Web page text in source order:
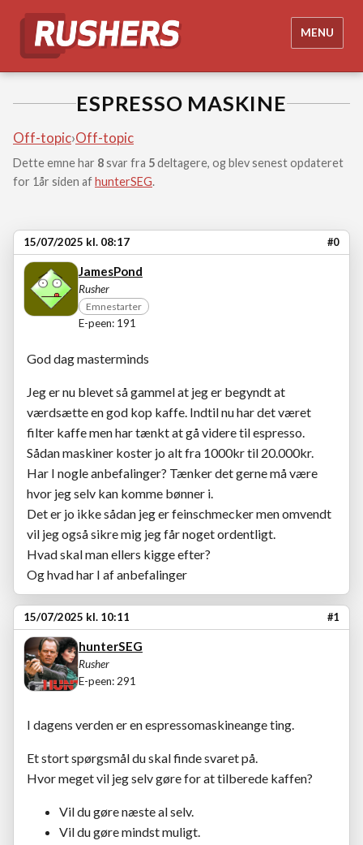
MENU
ESPRESSO MASKINE
Off-topic›Off-topic
Dette emne har 8svar fra 5deltagere, og blev senest opdateret
for 1år siden afhunterSEG.
15/07/2025 kl. 08:17 #0
JamesPond
Rusher
Emnestarter
E-peen: 191
God dag masterminds
Jeg er nu blevet så gammel at jeg er begyndt at
værdsætte en god kop kaffe. Indtil nu har det været
filter kaffe men har tænkt at gå videre til espresso.
Sådan maskiner koster jo alt fra 1000kr til 20.000kr.
Har I nogle anbefalinger? Tænker det gerne må være
hvor jeg selv kan komme bønner i.
Det er jo ikke sådan jeg er feinschmecker men omvendt
vil jeg også sikre mig jeg får noget ordentligt.
Hvad skal man ellers kigge efter?
Og hvad har I af anbefalinger
15/07/2025 kl. 10:11 #1
hunterSEG
Rusher
E-peen: 291
I dagens verden er en espressomaskineange ting.
Et stort spørgsmål du skal finde svaret på.
Hvor meget vil jeg selv gøre for at tilberede kaffen?
Vil du gøre næste al selv.
Vil du gøre mindst muligt.